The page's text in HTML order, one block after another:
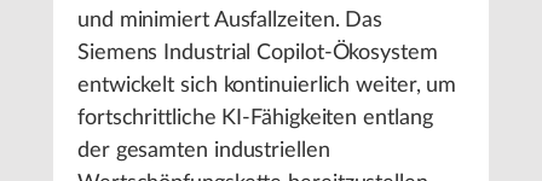
und minimiert Ausfallzeiten. Das
Siemens Industrial Copilot-Ökosystem
entwickelt sich kontinuierlich weiter, um
fortschrittliche KI-Fähigkeiten entlang
der gesamten industriellen